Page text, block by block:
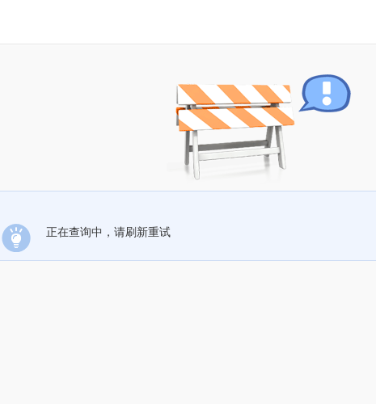
正在查询中，请刷新重试